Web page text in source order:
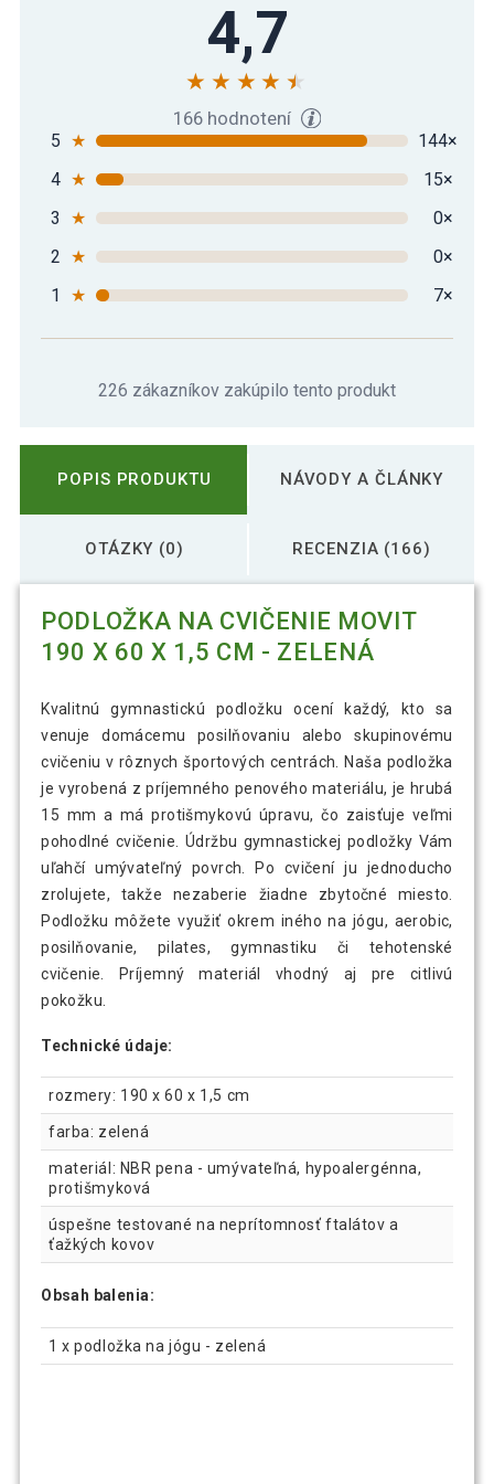
4,7
166 hodnotení
5 ★
144×
4 ★
15×
3
★
0×
2 ★
0×
1
★ 7×
226 zákazníkov zakúpilo tento produkt
POPIS PRODUKTU NÁVODY A ČLÁNKY
OTÁZKY (0) RECENZIA (166)
PODLOŽKA NA CVIČENIE MOVIT
190 X 60 X 1,5 CM - ZELENÁ
Kvalitnú gymnastickú podložku ocení každý, kto sa
venuje domácemu posilňovaniu alebo skupinovému
cvičeniu v rôznych športových centrách. Naša podložka
je vyrobená z príjemného penového materiálu, je hrubá
15 mm a má protišmykovú úpravu, čo zaisťuje veľmi
pohodlné cvičenie. Údržbu gymnastickej podložky Vám
uľahčí umývateľný povrch. Po cvičení ju jednoducho
zrolujete, takže nezaberie žiadne zbytočné miesto.
Podložku môžete využiť okrem iného na jógu, aerobic,
posilňovanie, pilates, gymnastiku či tehotenské
cvičenie. Príjemný materiál vhodný aj pre citlivú
pokožku.
Technické údaje:
rozmery: 190 x 60 x 1,5 cm
farba: zelená
materiál: NBR pena - umývateľná, hypoalergénna,
protišmyková
úspešne testované na neprítomnosť ftalátov a
ťažkých kovov
Obsah balenia:
1 x podložka na jógu - zelená